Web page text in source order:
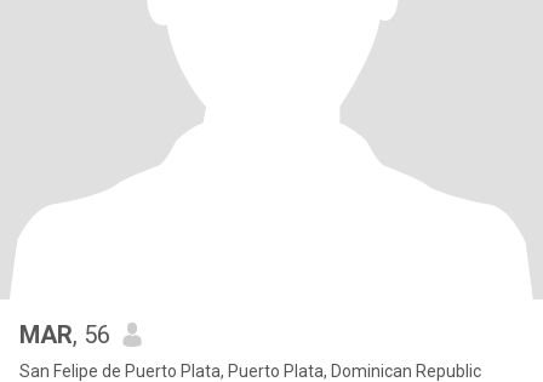
MAR, 56
San Felipe de Puerto Plata, Puerto Plata, Dominican Republic